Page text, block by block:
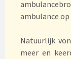
ambulance
Natuurlijk
meer en